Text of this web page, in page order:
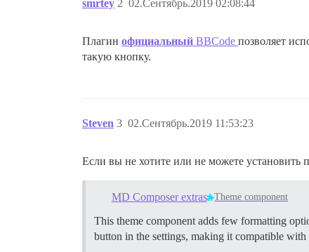
smrtey 02.Сентябрь.2019 02:08:44
2
Плагин официальный BBCode позволяет
такую кнопку.
Steven 02.Сентябрь.2019 11:53:23
3
Если вы не хотите или не можете установить
MD Composer extras Theme component
This theme component adds few formatting
button in the settings, making it compatible